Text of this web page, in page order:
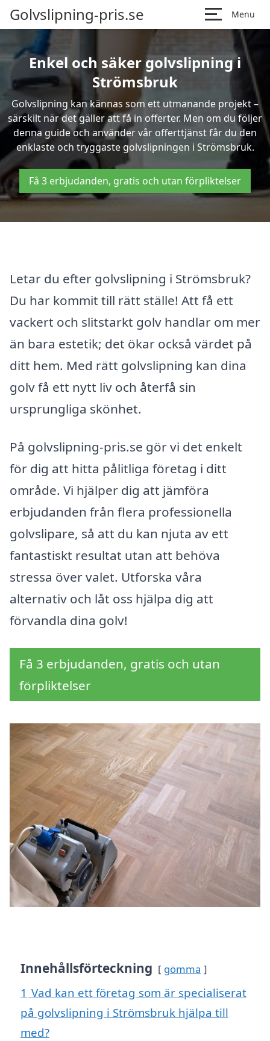
Golvslipning-pris.se Menu
Enkel och säker golvslipning i
Strömsbruk
Golvslipning kan kännas som ett utmanande projekt –
särskilt när det gäller att få in offerter. Men om du följer
denna guide och använder vår offerttjänst får du den
enklaste och tryggaste golvslipningen i Strömsbruk.
Få 3 erbjudanden, gratis och utan förpliktelser
Letar du efter golvslipning i Strömsbruk?
Du har kommit till rätt ställe! Att få ett
vackert och slitstarkt golv handlar om mer
än bara estetik; det ökar också värdet på
ditt hem. Med rätt golvslipning kan dina
golv få ett nytt liv och återfå sin
ursprungliga skönhet.
På golvslipning-pris.se gör vi det enkelt
för dig att hitta pålitliga företag i ditt
område. Vi hjälper dig att jämföra
erbjudanden från flera professionella
golvslipare, så att du kan njuta av ett
fantastiskt resultat utan att behöva
stressa över valet. Utforska våra
alternativ och låt oss hjälpa dig att
förvandla dina golv!
Få 3 erbjudanden, gratis och utan
förpliktelser
Innehållsförteckning gömma
1 Vad kan ett företag som är specialiserat
på golvslipning i Strömsbruk hjälpa till
med?